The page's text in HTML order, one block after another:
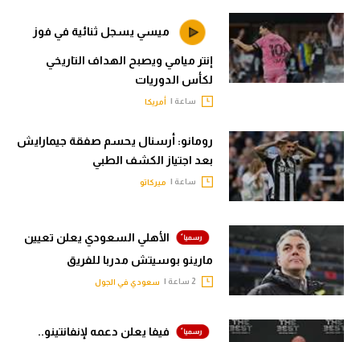
ميسي يسجل ثنائية في فوز
إنتر ميامي ويصبح الهداف التاريخي
لكأس الدوريات
ساعة | أمريكا
رومانو: أرسنال يحسم صفقة جيمارايش
بعد اجتياز الكشف الطبي
ساعة | ميركاتو
الأهلي السعودي يعلن تعيين
مارينو بوسيتش مدربا للفريق
سعودي في الجول
فيفا يعلن دعمه لإنفانتينو..